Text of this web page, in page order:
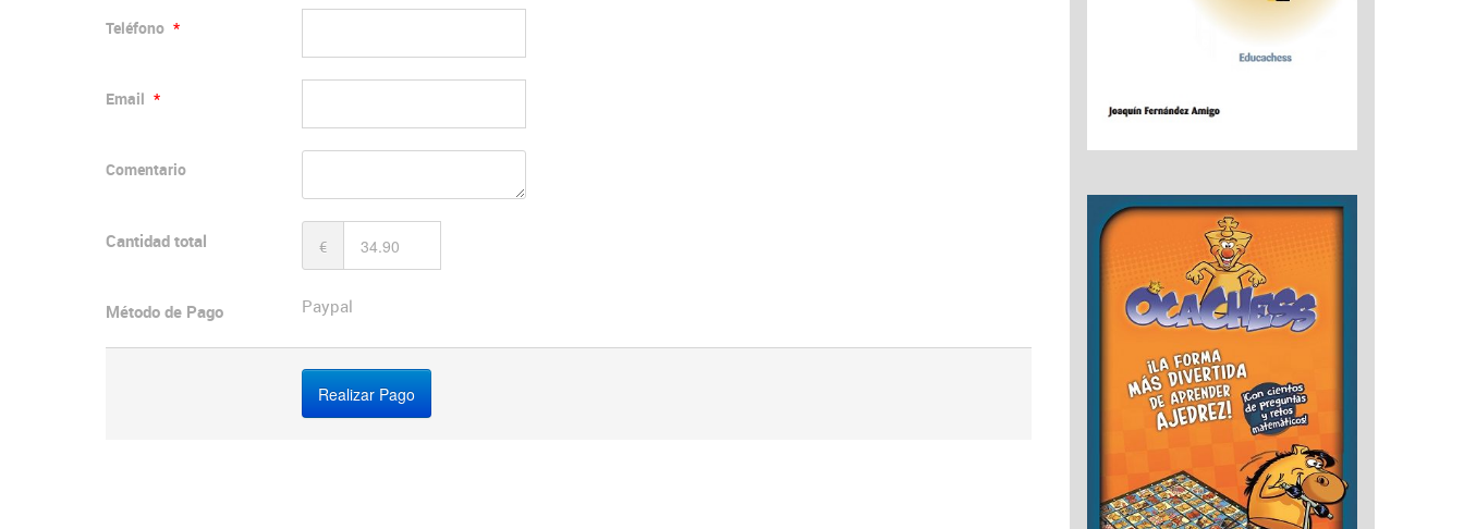
Teléfono *
Email *
Comentario
Cantidad total €
Método de Pago Paypal